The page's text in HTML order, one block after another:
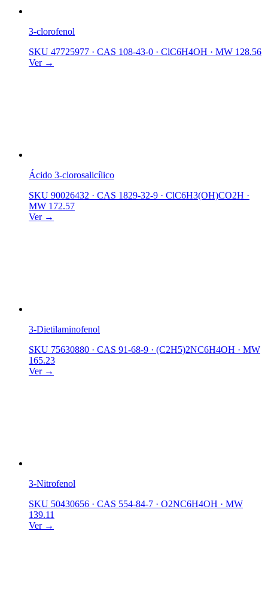
3-clorofenol
SKU 47725977 · CAS 108-43-0 · ClC6H4OH · MW 128.56
Ver →
Ácido 3-clorosalicílico
SKU 90026432 · CAS 1829-32-9 · ClC6H3(OH)CO2H ·
MW 172.57
Ver →
3-Dietilaminofenol
SKU 75630880 · CAS 91-68-9 · (C2H5)2NC6H4OH · MW
165.23
Ver →
3-Nitrofenol
SKU 50430656 · CAS 554-84-7 · O2NC6H4OH · MW
139.11
Ver →